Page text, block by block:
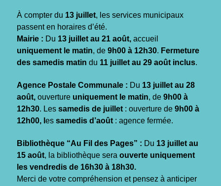
À compter du 13 juillet, les services municipaux
passent en horaires d’été.
Mairie : Du 13 juillet au 21 août, accueil
uniquement le matin, de 9h00 à 12h30. Fermeture
des samedis matin du 11 juillet au 29 août inclus.
Agence Postale Communale : Du 13 juillet au 28
août, ouverture uniquement le matin, de 9h00 à
12h30. Les samedis de juillet : ouverture de 9h00 à
12h00, l es samedis d’août : agence fermée.
Bibliothèque “Au Fil des Pages” : Du 13 juillet au
15 août, la bibliothèque sera ouverte uniquement
les vendredis de 16h30 à 18h30.
Merci de votre compréhension et pensez à anticiper